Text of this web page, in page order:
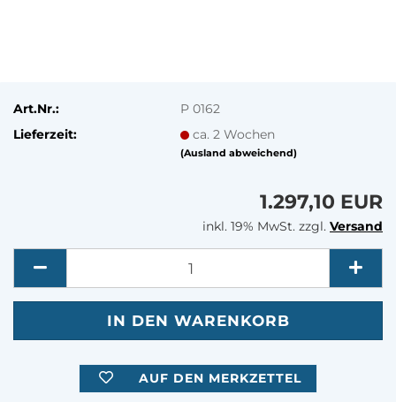
Art.Nr.:
P 0162
Lieferzeit:
ca. 2 Wochen
(Ausland abweichend)
1.297,10 EUR
inkl. 19% MwSt. zzgl. Versand
AUF DEN MERKZETTEL